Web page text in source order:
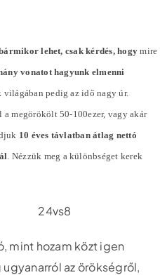
lehet, csak kérdés, hogymire
vonatot hagyunk elmenni
világában pedig az idő nagy úr.
a megörökölt 50-100ezer, vagy akár
10 éves távlatban átlag nettó
. Nézzük meg a különbséget kerek
mint hozam közt igen
az örökségről,